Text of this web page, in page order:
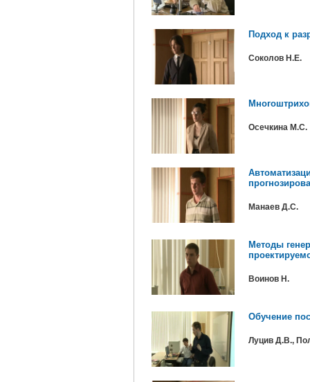
Подход к
Соколов Н.Е.
Осечкина М.C.
Манаев Д.C.
Методы
Воинов Н.
Обучение
Луцив Д.В.,